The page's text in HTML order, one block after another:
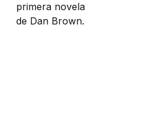
primera novela
de Dan Brown.